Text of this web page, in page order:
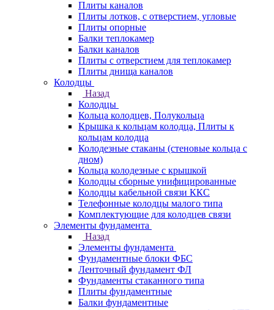
Плиты каналов
Плиты лотков, с отверстием, угловые
Плиты опорные
Балки теплокамер
Балки каналов
Плиты с отверстием для теплокамер
Плиты днища каналов
Колодцы
Назад
Колодцы
Кольца колодцев, Полукольца
Крышка к кольцам колодца, Плиты к
кольцам колодца
Колодезные стаканы (стеновые кольца с
дном)
Кольца колодезные с крышкой
Колодцы сборные унифицированные
Колодцы кабельной связи ККС
Телефонные колодцы малого типа
Комплектующие для колодцев связи
Элементы фундамента
Назад
Элементы фундамента
Фундаментные блоки ФБС
Ленточный фундамент ФЛ
Фундаменты стаканного типа
Плиты фундаментные
Балки фундаментные